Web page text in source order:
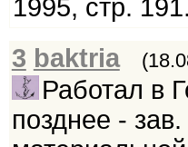
1995, стр. 191.
3 baktria
Работал в
позднее -